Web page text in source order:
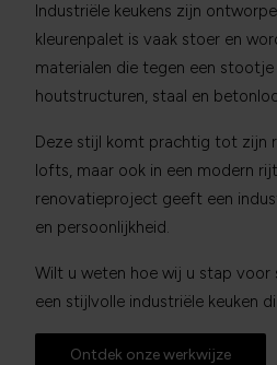
Industriële keukens zijn
kleurenpalet is vaak stoer en
materialen die tegen een stootje
houtstructuren, staal en
Deze stijl komt prachtig tot zijn
lofts, maar ook in een modern
renovatieproject geeft een
en persoonlijkheid.
Wilt u weten hoe wij u stap voor
een stijlvolle industriële keuken
Ontdek onze werkwijze